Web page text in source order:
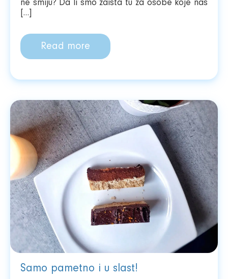
ne smiju? Da li smo zaista tu za osobe koje nas
[…]
Read more
Samo pametno i u slast!